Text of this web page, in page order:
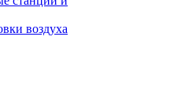
воздуха